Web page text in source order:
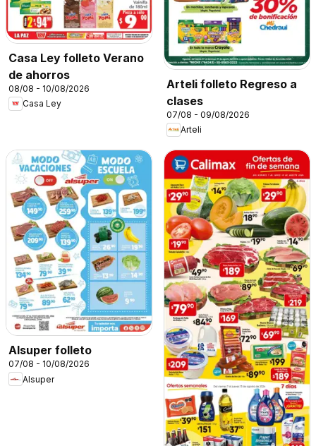
Casa Ley folleto Verano
de ahorros
08/08 - 10/08/2026
Casa Ley
Arteli folleto Regreso a
clases
07/08 - 09/08/2026
Arteli
Alsuper folleto
07/08 - 10/08/2026
Alsuper